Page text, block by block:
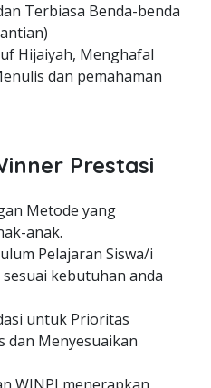
Terbiasa Benda-benda
Hijaiyah, Menghafal
dan pemahaman
Prestasi
Metode yang
anak.
Pelajaran Siswa/i
kebutuhan anda
untuk Prioritas
dan Menyesuaikan